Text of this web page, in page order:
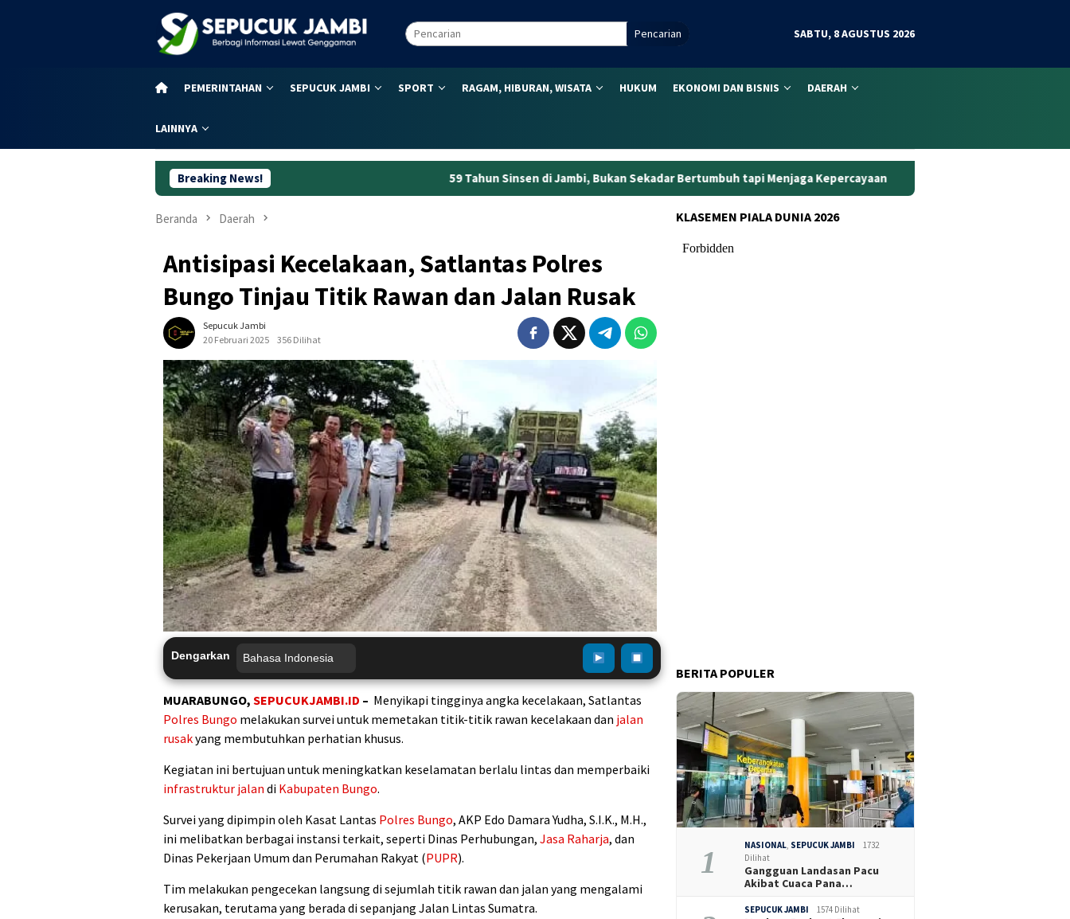
Pencarian SABTU, 8 AGUSTUS 2026
PEMERINTAHAN SEPUCUK JAMBI SPORT RAGAM, HIBURAN, WISATA HUKUM EKONOMI DAN BISNIS DAERAH
LAINNYA
Breaking News! 59 Tahun Sinsen di Jambi, Bukan Sekadar Bertumbuh tapi Menjaga Kepercayaan Curanmor di Oko Laundry Jambi: Satu Ambil
Beranda Daerah
Antisipasi Kecelakaan, Satlantas Polres
Bungo Tinjau Titik Rawan dan Jalan Rusak
Sepucuk Jambi
20 Februari 2025
356 Dilihat
Dengarkan
MUARABUNGO, SEPUCUKJAMBI.ID – Menyikapi tingginya angka kecelakaan, Satlantas
Polres Bungo melakukan survei untuk memetakan titik-titik rawan kecelakaan dan jalan
rusakyang membutuhkan perhatian khusus.
Kegiatan ini bertujuan untuk meningkatkan keselamatan berlalu lintas dan memperbaiki
infrastruktur jalan di Kabupaten Bungo.
Survei yang dipimpin oleh Kasat Lantas Polres Bungo, AKP Edo Damara Yudha, S.I.K., M.H.,
ini melibatkan berbagai instansi terkait, seperti Dinas Perhubungan, Jasa Raharja, dan
Dinas Pekerjaan Umum dan Perumahan Rakyat (PUPR).
Tim melakukan pengecekan langsung di sejumlah titik rawan dan jalan yang mengalami
kerusakan, terutama yang berada di sepanjang Jalan Lintas Sumatra.
KLASEMEN PIALA DUNIA 2026
BERITA POPULER
1 NASIONAL SEPUCUK JAMBI
1732
Dilihat
Gangguan Landasan Pacu
Akibat Cuaca Pana…
SEPUCUK JAMBI 1574 Dilihat